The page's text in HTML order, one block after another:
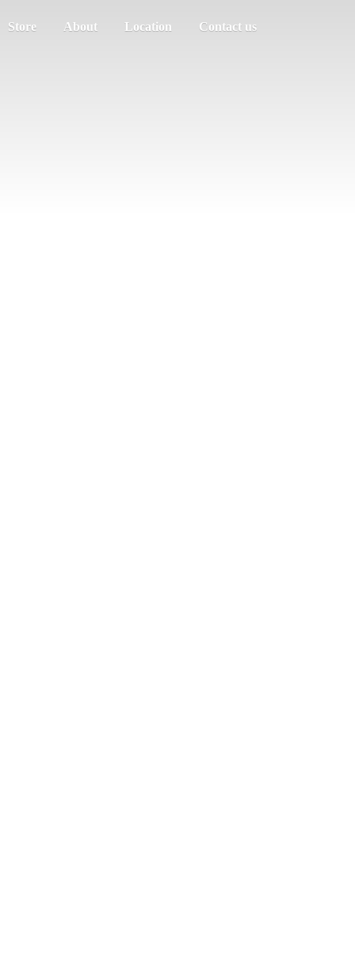
Store About Location Contact us